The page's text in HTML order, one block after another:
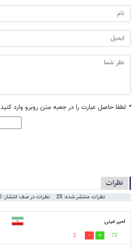
* لطفا حاصل عبارت را در جعبه متن روبرو وارد کنید
نظرات
نظرات منتشر شده: 25 نظرات در صف انتشار: 0
امیر عینی
73
2